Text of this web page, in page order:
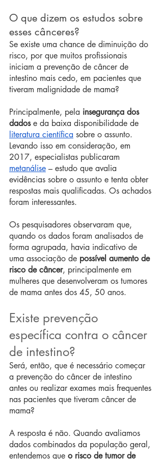
O que dizem os estudos sobre
esses cânceres?
Se existe uma chance de diminuição do
risco, por que muitos profissionais
iniciam a prevenção de câncer de
intestino mais cedo, em pacientes que
tiveram malignidade de mama?
Principalmente, pela insegurança dos
dados e da baixa disponibilidade de
literatura científica sobre o assunto.
Levando isso em consideração, em
2017, especialistas publicaram
metanálise – estudo que avalia
evidências sobre o assunto e tenta obter
respostas mais qualificadas. Os achados
foram interessantes.
Os pesquisadores observaram que,
quando os dados foram analisados de
forma agrupada, havia indicativo de
uma associação de possível aumento de
risco de câncer, principalmente em
mulheres que desenvolveram os tumores
de mama antes dos 45, 50 anos.
Existe prevenção
específica contra o câncer
de intestino?
Será, então, que é necessário começar
a prevenção do câncer de intestino
antes ou realizar exames mais frequentes
nas pacientes que tiveram câncer de
mama?
A resposta é não. Quando avaliamos
dados combinados da população geral,
entendemos que o risco de tumor de